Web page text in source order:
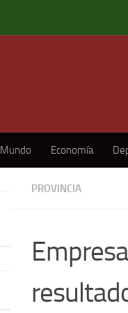
Mundo Economía
PROVINCIA